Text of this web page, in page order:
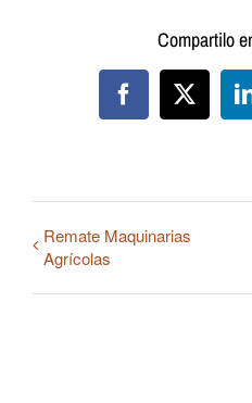
Compartilo
Facebook
X
Remate Maquinarias
Agrícolas